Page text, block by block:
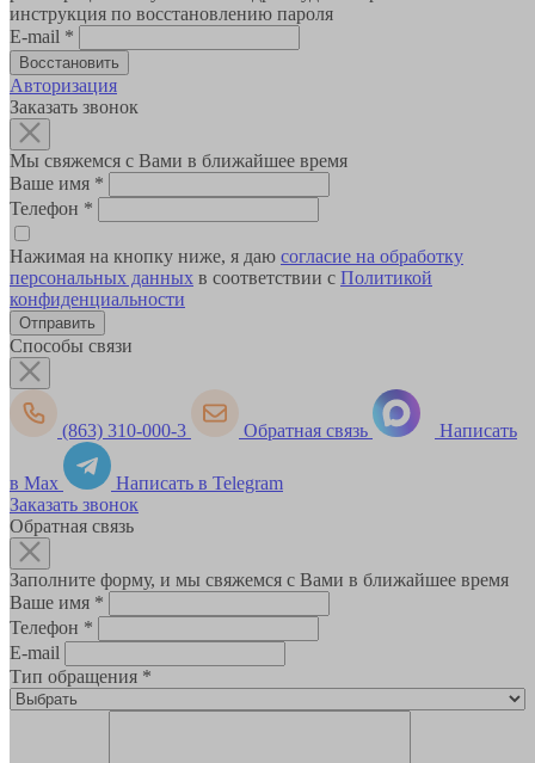
инструкция по восстановлению пароля
E-mail *
Авторизация
Заказать звонок
Мы свяжемся с Вами в ближайшее время
Ваше имя *
Телефон *
Нажимая на кнопку ниже, я даю согласие на обработку
персональных данных в соответствии с Политикой
конфиденциальности
Способы связи
(863) 310-000-3 Обратная связь Написать
в Max
Написать в Telegram
Заказать звонок
Обратная связь
Заполните форму, и мы свяжемся с Вами в ближайшее время
Ваше имя *
Телефон *
E-mail
Тип обращения *